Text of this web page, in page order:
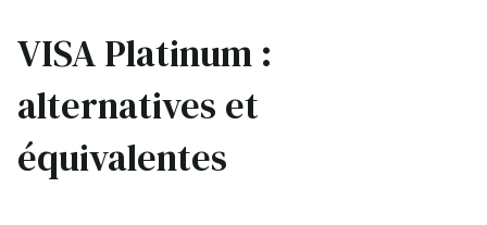
VISA Platinum :
alternatives et
équivalentes